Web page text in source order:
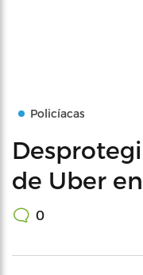
Policíacas
de Uber
0